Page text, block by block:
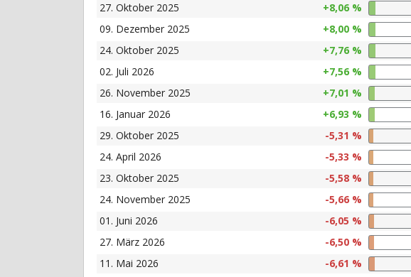
27. Oktober 2025
+8,06 %
09. Dezember 2025
+8,00 %
24. Oktober 2025
+7,76 %
02. Juli 2026
+7,56 %
26. November 2025
+7,01 %
16. Januar 2026
+6,93 %
29. Oktober 2025
-5,31 %
24. April 2026
-5,33 %
23. Oktober 2025
-5,58 %
24. November 2025
-5,66 %
01. Juni 2026
-6,05 %
27. März 2026
-6,50 %
11. Mai 2026
-6,61 %